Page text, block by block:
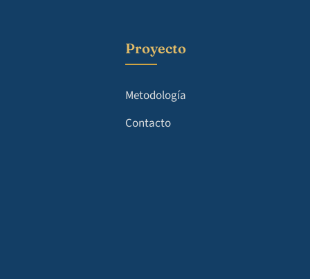
Proyecto
Metodología
Contacto